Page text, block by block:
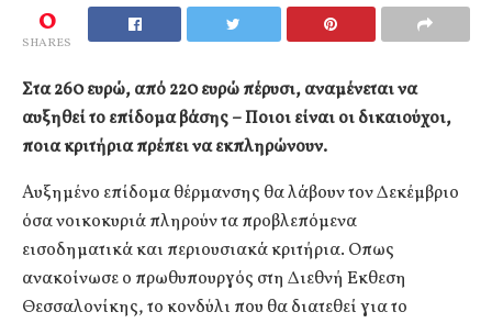
0
SHARES
Στα 260 ευρώ, από 220 ευρώ πέρυσι, αναμένεται να
αυξηθεί το επίδομα βάσης – Ποιοι είναι οι δικαιούχοι,
ποια κριτήρια πρέπει να εκπληρώνουν.
Aυξημένο επίδομα θέρμανσης θα λάβουν τον Δεκέμβριο
όσα νοικοκυριά πληρούν τα προβλεπόμενα
εισοδηματικά και περιουσιακά κριτήρια. Οπως
ανακοίνωσε ο πρωθυπουργός στη Διεθνή Εκθεση
Θεσσαλονίκης, το κονδύλι που θα διατεθεί για το